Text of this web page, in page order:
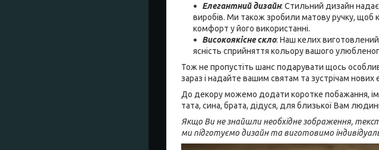
Елегантний дизайн: Стильний дизайн
виробів. Ми також зробили матову ручку, щоб
комфорт у його використанні.
Високоякісне скло: Наш келих виготовлений
ясність сприйняття кольору вашого
Тож не пропустіть шанс подарувати щось
зараз і надайте вашим святам та зустрічам нових
До декору можемо додати коротке побажання,
тата, сина, брата, дідуся, для близької Вам
Якщо Ви не знайшли необхідне зображення,
ми підготуємо дизайн та виготовимо